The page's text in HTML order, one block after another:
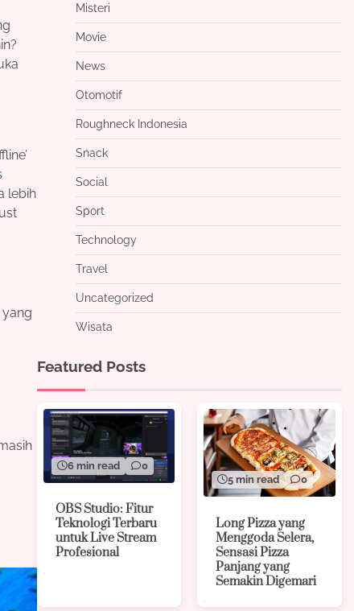
lebih
Misteri
Movie
News
Otomotif
Roughneck Indonesia
Snack
Social
Sport
Technology
Travel
Uncategorized
Wisata
Featured Posts
6 min read 0
OBS Studio: Fitur
Teknologi Terbaru
untuk Live Stream
Profesional
5 min read 0
Long Pizza yang
Menggoda Selera,
Sensasi Pizza
Panjang yang
Semakin Digemari